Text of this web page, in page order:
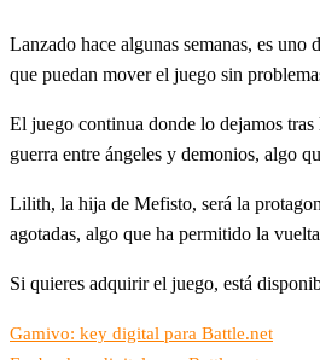
Lanzado hace algunas semanas, es uno
que puedan mover el juego sin
El juego continua donde lo dejamos
guerra entre ángeles y demonios, algo
Lilith, la hija de Mefisto, será la
agotadas, algo que ha permitido la
Si quieres adquirir el juego, está
Gamivo: key digital para Battle.net